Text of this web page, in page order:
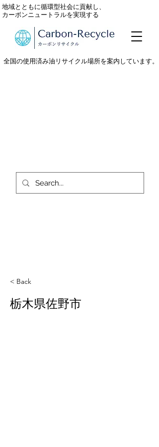
全国の使用済み油リサイクル場所を案内しています。
地域とともに循環型社会に貢献し、
カーボンニュートラルを実現する
< Back
栃木県佐野市